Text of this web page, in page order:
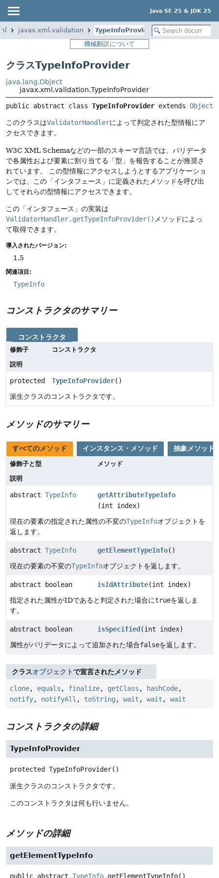
Java SE 25 & JDK 25
javax.xml.validation
TypeInfoProvider
機械翻訳について
クラスTypeInfoProvider
java.lang.Object
javax.xml.validation.TypeInfoProvider
public abstract class TypeInfoProvider extends Object
このクラスはValidatorHandlerによって判定された型情報にア
クセスできます。
W3C XML Schemaなどの一部のスキーマ言語では、バリデータ
で各属性および要素に割り当てる「型」を報告することが推奨さ
れています。
この型情報にアクセスしようとするアプリケーショ
ンでは、この「インタフェース」に定義されたメソッドを呼び出
してそれらの型情報にアクセスできます。
この「インタフェース」の実装は
ValidatorHandler.getTypeInfoProvider() メソッドによっ
て取得できます。
導入されたバージョン:
1.5
関連項目:
TypeInfo
コンストラクタのサマリー
コンストラクタ
修飾子
コンストラクタ
説明
protected TypeInfoProvider()
派生クラスのコンストラクタです。
メソッドのサマリー
すべてのメソッド インスタンス・メソッド 抽象メソッド
修飾子と型
メソッド
説明
abstract TypeInfo
getAttributeTypeInfo
(int index)
現在の要素の指定された属性の不変のTypeInfoオブジェクトを
返します。
abstract TypeInfo getElementTypeInfo()
現在の要素の不変のTypeInfoオブジェクトを返します。
abstract boolean isIdAttribute(int index)
指定された属性がIDであると判定された場合にtrueを返しま
す。
abstract boolean isSpecified(int index)
属性がバリデータによって追加された場合falseを返します。
クラスオブジェクトで宣言されたメソッド
clone, equals , finalize, getClass , hashCode,
notify, notifyAll , toString , wait , wait , wait
コンストラクタの詳細
TypeInfoProvider
protected TypeInfoProvider()
派生クラスのコンストラクタです。
このコンストラクタは何も行いません。
メソッドの詳細
getElementTypeInfo
public abstract TypeInfo getElementTypeInfo()